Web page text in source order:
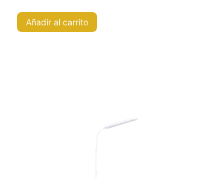
Añadir al carrito